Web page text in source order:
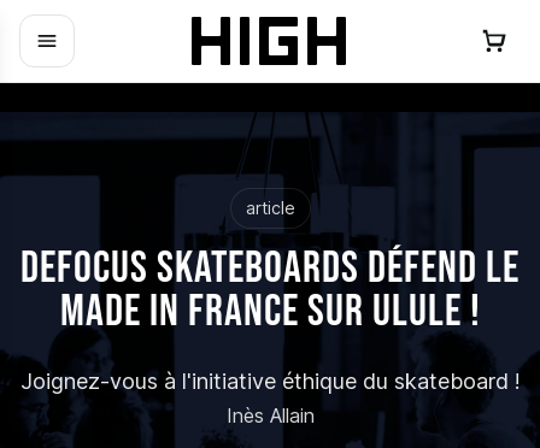
article
DEFOCUS Skateboards défend le
Made in France sur Ulule !
Joignez-vous à l'initiative éthique du skateboard !
Inès Allain